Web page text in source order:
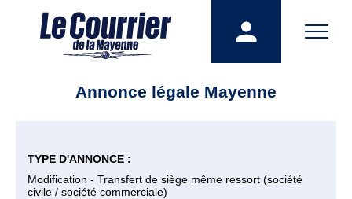
Annonce légale Mayenne
TYPE D'ANNONCE :
Modification - Transfert de siège même ressort (société
civile / société commerciale)